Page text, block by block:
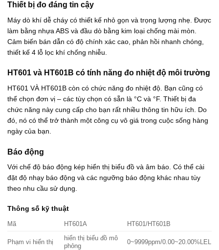
Thiết bị đo đáng tin cậy
Máy dò khí dễ cháy có thiết kế nhỏ gọn và trọng lượng nhẹ. Được
làm bằng nhựa ABS và đầu dò bằng kim loại chống mài mòn.
Cảm biến bán dẫn có độ chính xác cao, phản hồi nhanh chóng,
thiết kế 4 lỗ lọc khí chống nhiễu.
HT601 và HT601B có tính năng đo nhiệt độ môi trường
HT601 VÀ HT601B còn có chức năng đo nhiệt độ. Bạn cũng có
thể chọn đơn vị – các tùy chọn có sẵn là °C và °F. Thiết bị đa
chức năng này cung cấp cho bạn rất nhiều thông tin hữu ích. Do
đó, nó có thể trở thành một công cụ vô giá trong cuộc sống hàng
ngày của bạn.
Báo động
Với chế độ báo động kép hiển thị biểu đồ và âm báo. Có thể cài
đặt độ nhạy báo động và các ngưỡng báo động khác nhau tùy
theo nhu cầu sử dụng.
Thông số kỹ thuật
Mã HT601A HT601/HT601B
Phạm vi hiển thị
hiển thị biểu đồ mô
phỏng
0~9999ppm/0.00~20.00%LEL